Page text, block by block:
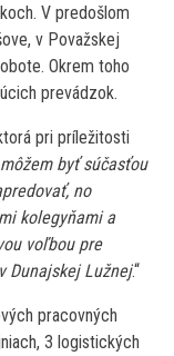
V predošlom
v Považskej
Okrem toho
prevádzok.
pri príležitosti
byť súčasťou
no
kolegyňami a
voľbou pre
Dunajskej Lužnej.“
pracovných
3 logistických